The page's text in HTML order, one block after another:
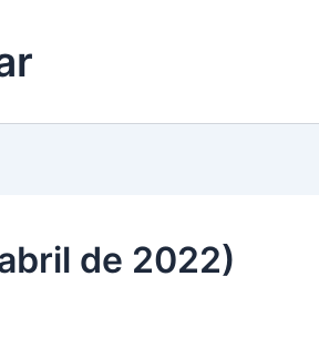
de 2022)